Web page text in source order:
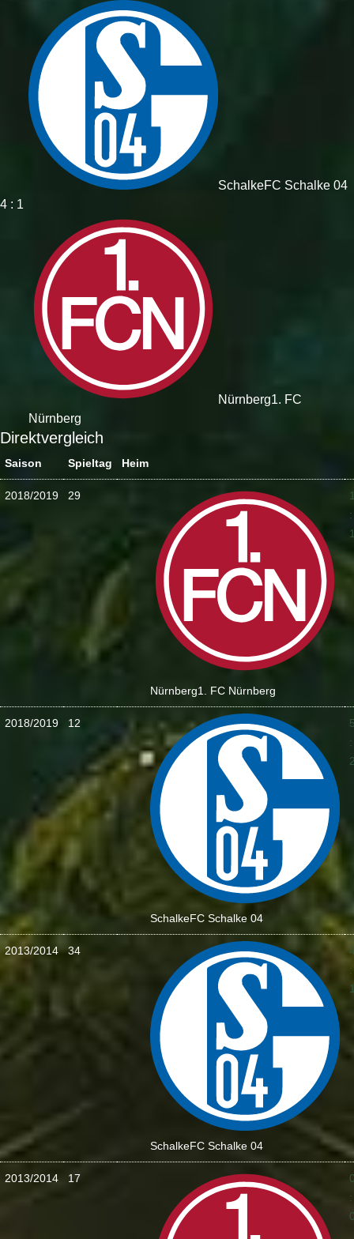
SchalkeFC Schalke 04
4 : 1
Nürnberg1. FC
Nürnberg
Direktvergleich
Saison Spieltag Heim
2018/2019 29
Nürnberg1. FC Nürnberg
:
2018/2019 12
SchalkeFC Schalke 04
:
2013/2014 34
SchalkeFC Schalke 04
:
2013/2014 17
: